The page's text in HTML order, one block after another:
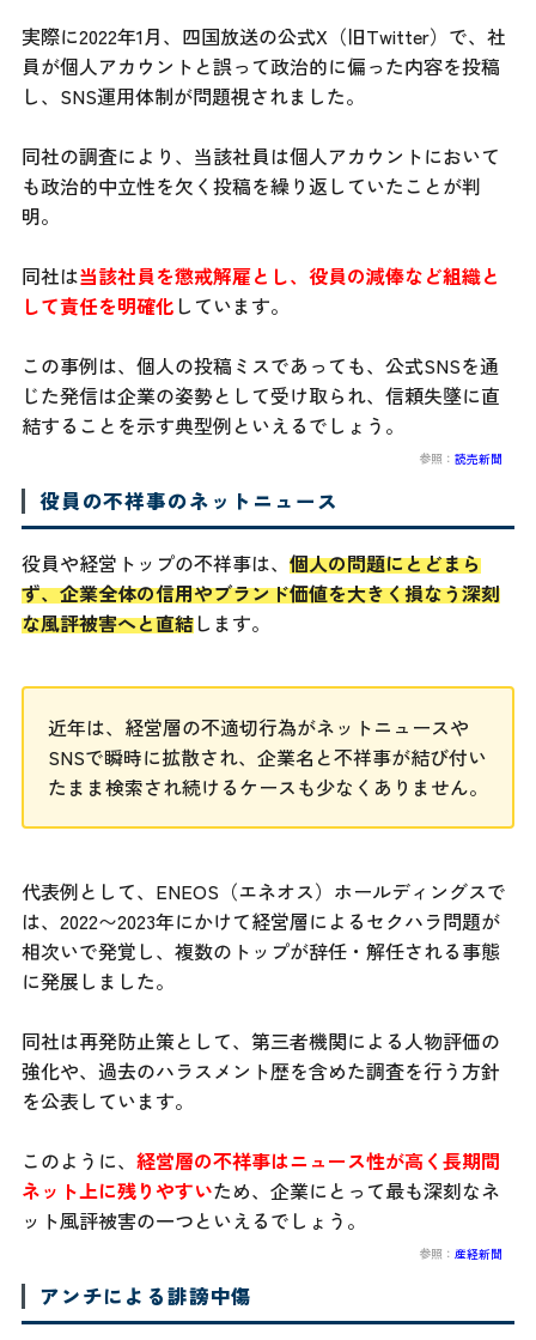
実際に2022年1月、四国放送の公式X（旧Twitter）で、社
員が個人アカウントと誤って政治的に偏った内容を投稿
し、SNS運用体制が問題視されました。
同社の調査により、当該社員は個人アカウントにおいて
も政治的中立性を欠く投稿を繰り返していたことが判
明。
同社は当該社員を懲戒解雇とし、役員の減俸など組織と
して責任を明確化 しています。
この事例は、個人の投稿ミスであっても、公式SNSを通
じた発信は企業の姿勢として受け取られ、信頼失墜に直
結することを示す典型例といえるでしょう。
参照：読売新聞
役員の不祥事のネットニュース
役員や経営トップの不祥事は、 個人の問題にとどまら
ず、企業全体の信用やブランド価値を大きく損なう深刻
な風評被害へと直結します。
近年は、経営層の不適切行為がネットニュースや
SNSで瞬時に拡散され、企業名と不祥事が結び付い
たまま検索され続けるケースも少なくありません。
代表例として、ENEOS（エネオス）ホールディングスで
は、2022〜2023年にかけて経営層によるセクハラ問題が
相次いで発覚し、複数のトップが辞任・解任される事態
に発展しました。
同社は再発防止策として、第三者機関による人物評価の
強化や、過去のハラスメント歴を含めた調査を行う方針
を公表しています。
このように、 経営層の不祥事はニュース性が高く長期間
ネット上に残りやすいため、企業にとって最も深刻なネ
ット風評被害の一つといえるでしょう。
参照：産経新聞
アンチによる誹謗中傷